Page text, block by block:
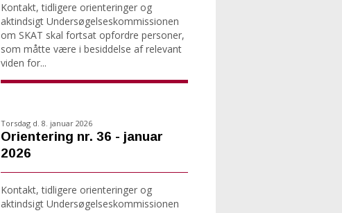
Kontakt, tidligere orienteringer og
aktindsigt Undersøgelseskommissionen
om SKAT skal fortsat opfordre personer,
som måtte være i besiddelse af relevant
viden for...
Torsdag d. 8. januar 2026
Orientering nr. 36 - januar
2026
Kontakt, tidligere orienteringer og
aktindsigt Undersøgelseskommissionen